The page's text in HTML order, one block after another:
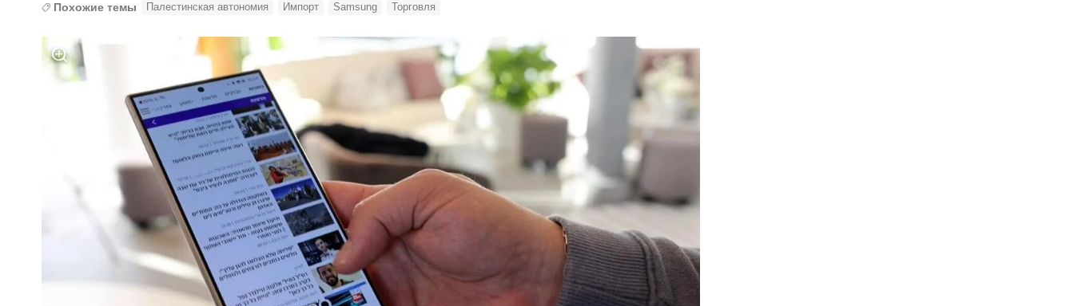
Похожие темы Палестинская автономия Импорт Samsung Торговля